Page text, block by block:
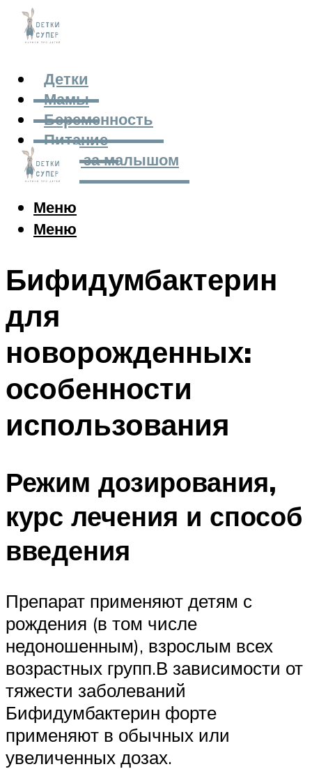
Детки
Мамы
Беременность
Питание
Уход за малышом
Меню
Меню
Бифидумбактерин
для
новорожденных:
особенности
использования
Режим дозирования,
курс лечения и способ
введения
Препарат применяют детям с
рождения (в том числе
недоношенным), взрослым всех
возрастных групп.В зависимости от
тяжести заболеваний
Бифидумбактерин форте
применяют в обычных или
увеличенных дозах.